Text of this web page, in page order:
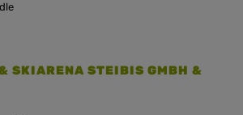
SKIARENA STEIBIS GMBH &